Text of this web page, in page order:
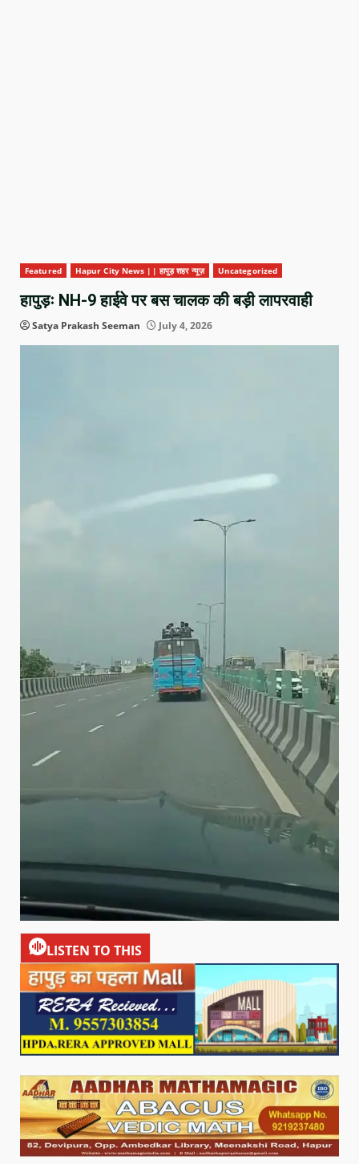
Featured Hapur City News || हापुड़ शहर न्यूज़ Uncategorized
हापुड़ः NH-9 हाईवे पर बस चालक की बड़ी लापरवाही
Satya Prakash Seeman July 4, 2026
LISTEN TO THIS